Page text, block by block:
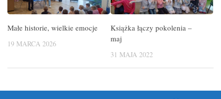
Małe historie, wielkie emocje
19 MARCA 2026
Książka łączy pokolenia –
maj
31 MAJA 2022